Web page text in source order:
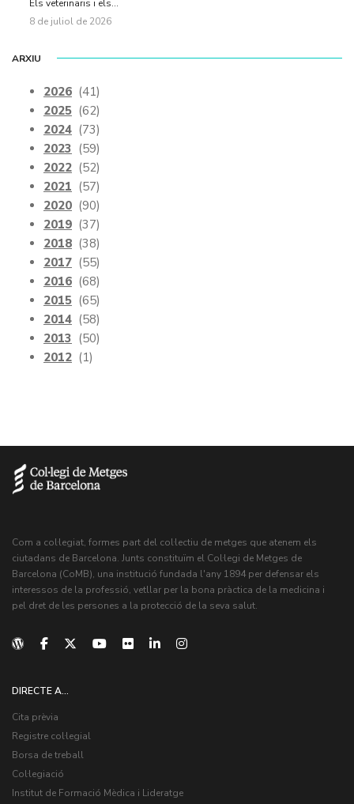
Els veterinaris i els...
8 de juliol de 2026
ARXIU
2026 (41)
2025 (62)
2024 (73)
2023 (59)
2022 (52)
2021 (57)
2020 (90)
2019 (37)
2018 (38)
2017 (55)
2016 (68)
2015 (65)
2014 (58)
2013 (50)
2012 (1)
Com a col·legiat, formes part del col·lectiu de metges que atenem els
ciutadans de Barcelona. Junts constituïm el Col·legi de Metges de
Barcelona (CoMB), una institució fundada l'any 1894 per defensar els
interessos de la professió, vetllar per la bona pràctica de la medicina i
pel dret de les persones a la protecció de la seva salut.
DIRECTE A...
Cita prèvia
Registre col·legial
Borsa de treball
Col·legiació
Institut de Formació Mèdica i Lideratge